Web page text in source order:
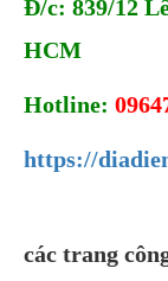
Đ/c: 839/12
HCM
Hotline:
https://
các trang